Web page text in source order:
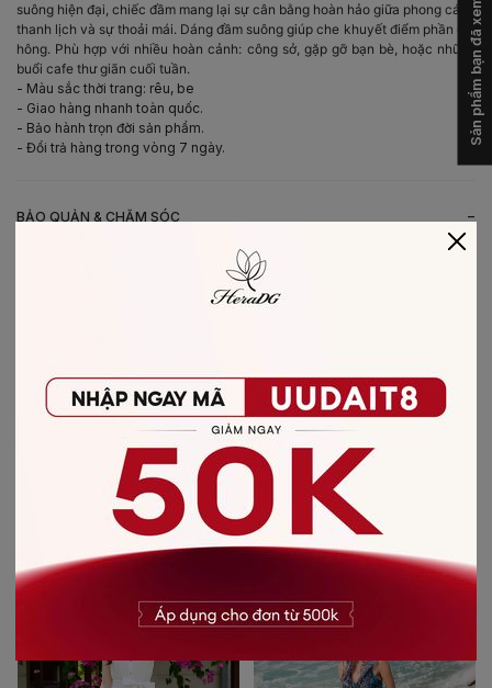
suông hiện đại, chiếc đầm mang lại sự cân bằng hoàn hảo giữa phong cách
thanh lịch và sự thoải mái. Dáng đầm suông giúp che khuyết điểm phần eo,
hông. Phù hợp với nhiều hoàn cảnh: công sở, gặp gỡ bạn bè, hoặc những
buổi cafe thư giãn cuối tuần.
- Màu sắc thời trang: rêu, be
- Giao hàng nhanh toàn quốc.
- Bảo hành trọn đời sản phẩm.
- Đổi trả hàng trong vòng 7 ngày.
BẢO QUẢN & CHĂM SÓC -
- Không giặt sản phẩm với thuốc tẩy có chứa Clo
- Không nên giặt chung các sản phẩm khác màu với nhau
CHẤT LIỆU SẢN PHẨM
vải Tơ
CÓ THỂ BẠN SẼ THÍCH
-30%
Sản phẩm bạn đã xem